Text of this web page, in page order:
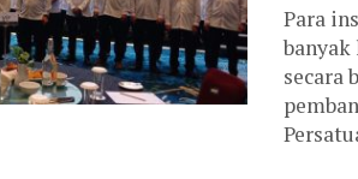
Para
banyak
secara